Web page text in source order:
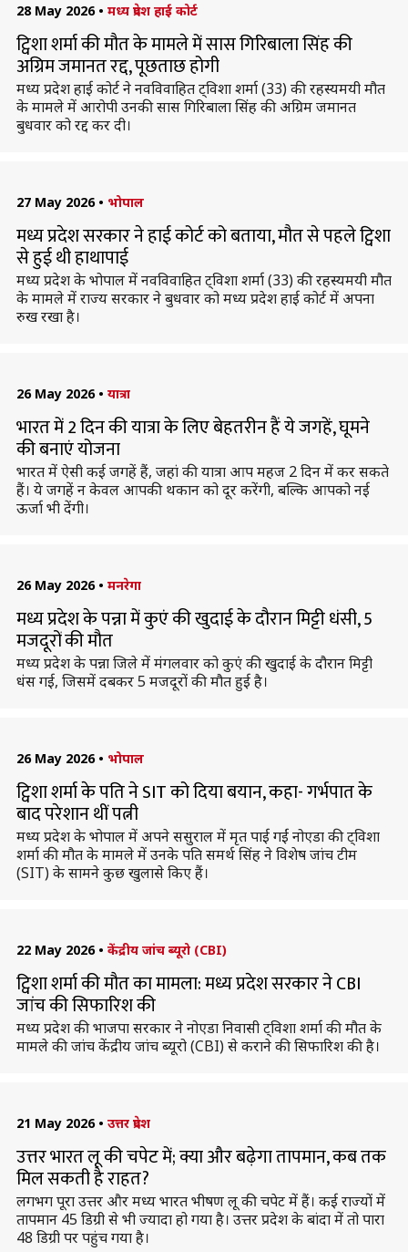
28 May 2026 • मध्य प्रदेश हाई कोर्ट
ट्विशा शर्मा की मौत के मामले में सास गिरिबाला सिंह की
अग्रिम जमानत रद्द, पूछताछ होगी
मध्य प्रदेश हाई कोर्ट ने नवविवाहित ट्विशा शर्मा (33) की रहस्यमयी मौत
के मामले में आरोपी उनकी सास गिरिबाला सिंह की अग्रिम जमानत
बुधवार को रद्द कर दी।
27 May 2026 • भोपाल
मध्य प्रदेश सरकार ने हाई कोर्ट को बताया, मौत से पहले ट्विशा
से हुई थी हाथापाई
मध्य प्रदेश के भोपाल में नवविवाहित ट्विशा शर्मा (33) की रहस्यमयी मौत
के मामले में राज्य सरकार ने बुधवार को मध्य प्रदेश हाई कोर्ट में अपना
रुख रखा है।
26 May 2026 • यात्रा
भारत में 2 दिन की यात्रा के लिए बेहतरीन हैं ये जगहें, घूमने
की बनाएं योजना
भारत में ऐसी कई जगहें हैं, जहां की यात्रा आप महज 2 दिन में कर सकते
हैं। ये जगहें न केवल आपकी थकान को दूर करेंगी, बल्कि आपको नई
ऊर्जा भी देंगी।
26 May 2026 • मनरेगा
मध्य प्रदेश के पन्ना में कुएं की खुदाई के दौरान मिट्टी धंसी, 5
मजदूरों की मौत
मध्य प्रदेश के पन्ना जिले में मंगलवार को कुएं की खुदाई के दौरान मिट्टी
धंस गई, जिसमें दबकर 5 मजदूरों की मौत हुई है।
26 May 2026 • भोपाल
ट्विशा शर्मा के पति ने SIT को दिया बयान, कहा- गर्भपात के
बाद परेशान थीं पत्नी
मध्य प्रदेश के भोपाल में अपने ससुराल में मृत पाई गईं नोएडा की ट्विशा
शर्मा की मौत के मामले में उनके पति समर्थ सिंह ने विशेष जांच टीम
(SIT) के सामने कुछ खुलासे किए हैं।
22 May 2026 • केंद्रीय जांच ब्यूरो (CBI)
ट्विशा शर्मा की मौत का मामला: मध्य प्रदेश सरकार ने CBI
जांच की सिफारिश की
मध्य प्रदेश की भाजपा सरकार ने नोएडा निवासी ट्विशा शर्मा की मौत के
मामले की जांच केंद्रीय जांच ब्यूरो (CBI) से कराने की सिफारिश की है।
21 May 2026 • उत्तर प्रदेश
उत्तर भारत लू की चपेट में; क्या और बढ़ेगा तापमान, कब तक
मिल सकती है राहत?
लगभग पूरा उत्तर और मध्य भारत भीषण लू की चपेट में हैं। कई राज्यों में
तापमान 45 डिग्री से भी ज्यादा हो गया है। उत्तर प्रदेश के बांदा में तो पारा
48 डिग्री पर पहुंच गया है।